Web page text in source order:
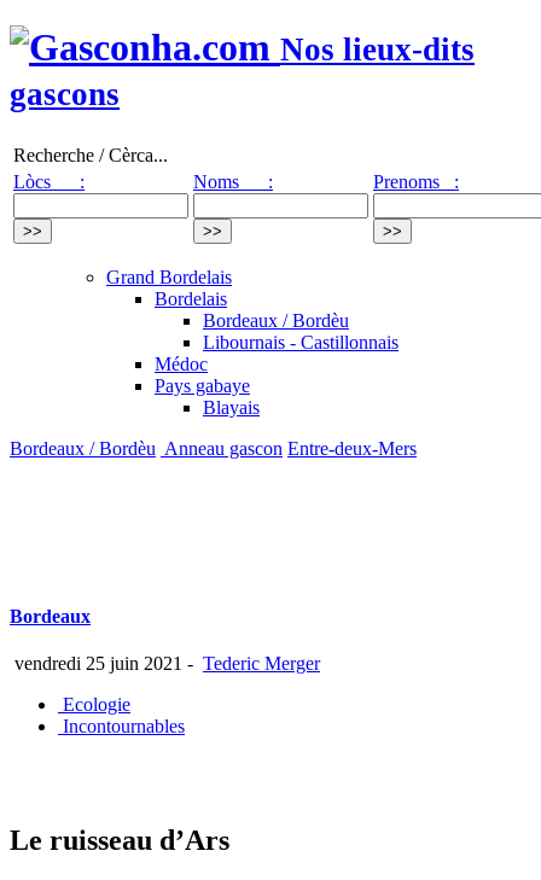
Nos lieux-dits
gascons
Recherche / Cèrca...
Lòcs :
Noms : Prenoms :
Grand Bordelais
Bordelais
Bordeaux / Bordèu
Libournais - Castillonnais
Médoc
Pays gabaye
Blayais
Bordeaux / Bordèu Anneau gascon Entre-deux-Mers
Bordeaux
vendredi 25 juin 2021 - Tederic Merger
Ecologie
Incontournables
Le ruisseau d’Ars